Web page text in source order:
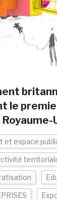
le
et espace